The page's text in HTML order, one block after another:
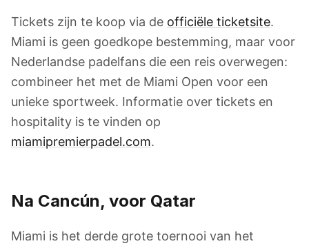
Tickets zijn te koop via de officiële ticketsite.
Miami is geen goedkope bestemming, maar voor
Nederlandse padelfans die een reis overwegen:
combineer het met de Miami Open voor een
unieke sportweek. Informatie over tickets en
hospitality is te vinden op
miamipremierpadel.com.
Na Cancún, voor Qatar
Miami is het derde grote toernooi van het